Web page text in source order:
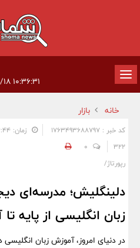
تغییر
وضعیت
ناوبری
خانه بازار
کد خبر : 1763493688797
زمان: ۲۰:۴۶:۴۴ - تاریخ: ۱۴۰۴/۰۸/۲۷
322
0
رپورتاژ/
دلینگلیش؛ مدرسه‌ای
زبان انگلیسی از پایه
در دنیای امروز، آموزش زبان